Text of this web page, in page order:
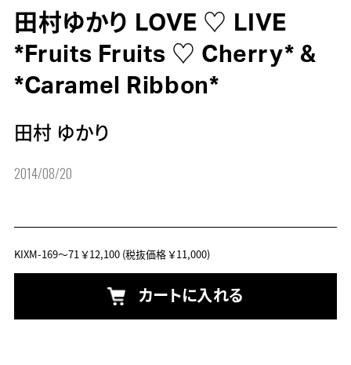
田村ゆかり LOVE ♡ LIVE
*Fruits Fruits ♡ Cherry* &
*Caramel Ribbon*
田村 ゆかり
2014/08/20
KIXM-169～71 ￥12,100(税抜価格 ￥11,000)
カートに入れる